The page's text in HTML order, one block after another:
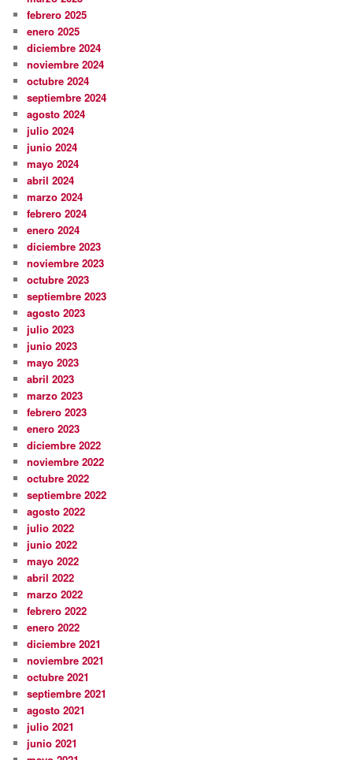
febrero 2025
enero 2025
diciembre 2024
noviembre 2024
octubre 2024
septiembre 2024
agosto 2024
julio 2024
junio 2024
mayo 2024
abril 2024
marzo 2024
febrero 2024
enero 2024
diciembre 2023
noviembre 2023
octubre 2023
septiembre 2023
agosto 2023
julio 2023
junio 2023
mayo 2023
abril 2023
marzo 2023
febrero 2023
enero 2023
diciembre 2022
noviembre 2022
octubre 2022
septiembre 2022
agosto 2022
julio 2022
junio 2022
mayo 2022
abril 2022
marzo 2022
febrero 2022
enero 2022
diciembre 2021
noviembre 2021
octubre 2021
septiembre 2021
agosto 2021
julio 2021
junio 2021